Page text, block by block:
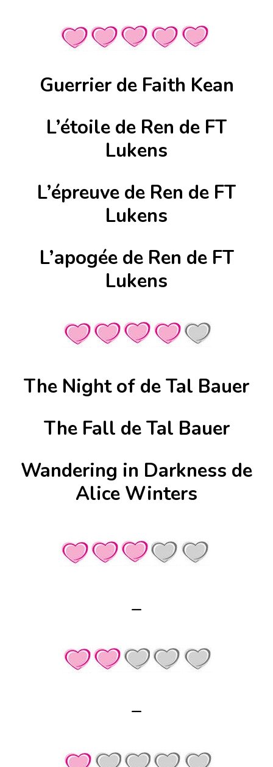
Guerrier de Faith Kean
L’étoile de Ren de FT
Lukens
L’épreuve de Ren de FT
Lukens
L’apogée de Ren de FT
Lukens
The Night of de Tal Bauer
The Fall de Tal Bauer
Wandering in Darkness de
Alice Winters
–
–